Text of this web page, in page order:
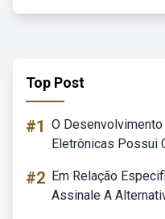
Top Post
#1 O
Eletrônicas Possui
#2 Em Relação
Assinale A